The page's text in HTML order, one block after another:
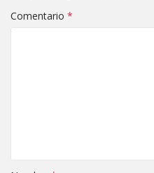
Comentario *